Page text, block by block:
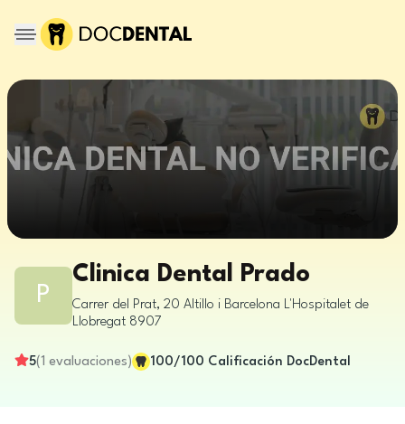
P
Clinica Dental Prado
Carrer del Prat, 20 Altillo i Barcelona L'Hospitalet de
Llobregat 8907
5(1 evaluaciones) 100/100 Calificación DocDental